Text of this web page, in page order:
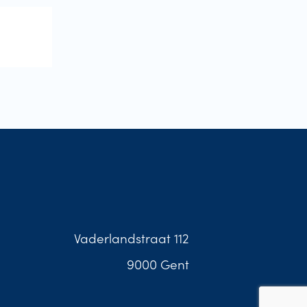
Vaderlandstraat 112
9000 Gent